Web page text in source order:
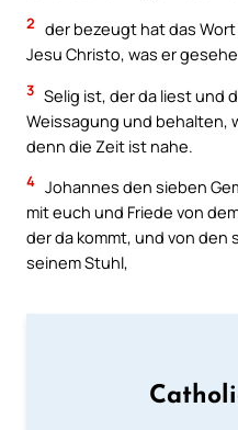
2 der bezeugt hat das
Jesu Christo, was er
3 Selig ist, der da liest und
Weissagung und behalten,
denn die Zeit ist nahe.
4 Johannes den sieben
mit euch und Friede von
der da kommt, und von den
seinem Stuhl,